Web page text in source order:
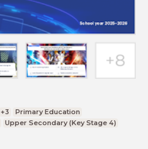
+3
Primary Education
Upper Secondary (Key Stage 4)